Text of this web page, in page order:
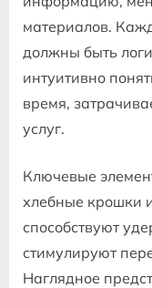
материалов.
должны быть
интуитивно
время,
услуг.
Ключевые
хлебные крошки
способствуют
стимулируют
Наглядное